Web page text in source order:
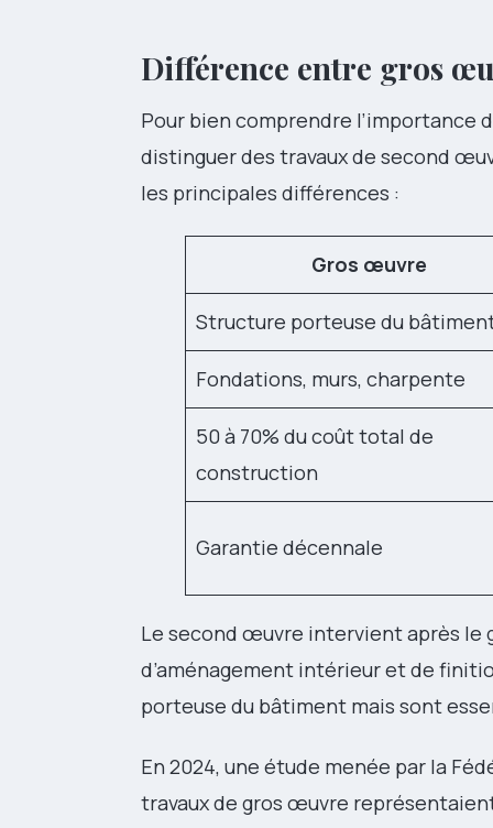
Différence entre gros
Pour bien comprendre l’importance
distinguer des travaux de second
les principales différences :
Gros œuvre
Structure porteuse du
Fondations, murs, charpente
50 à 70% du coût total de
construction
Garantie décennale
Le second œuvre intervient après le
d’aménagement intérieur et de
porteuse du bâtiment mais sont
En 2024, une étude menée par la
travaux de gros œuvre